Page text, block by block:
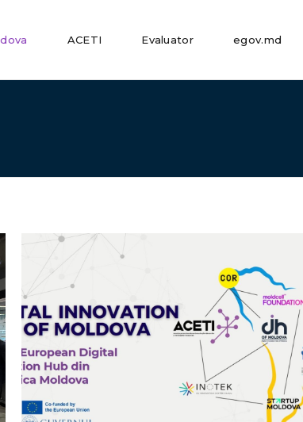
ACETI Evaluator egov.md